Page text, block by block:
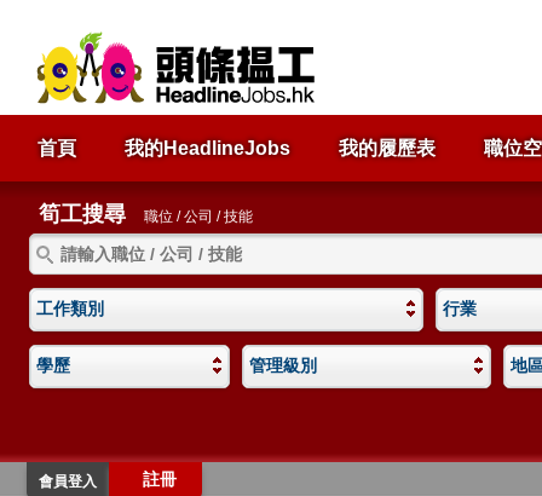
首頁 我的HeadlineJobs 我的履歷表 職位
筍工搜尋 職位 / 公司 / 技能
工作類別 行業
學歷 管理級別 地
會員登入 註冊